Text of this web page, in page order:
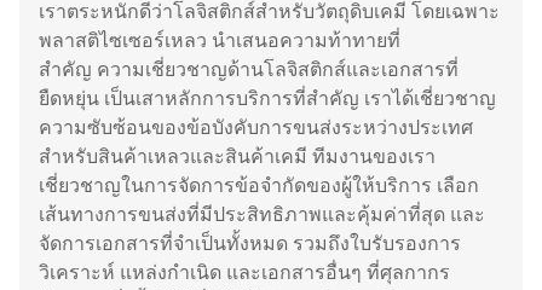
เราตระหนักดีว่าโลจิสติกส์สำหรับวัตถุดิบเคมี โดยเฉพาะ
พลาสติไซเซอร์เหลว นำเสนอความท้าทายที่
สำคัญ ความเชี่ยวชาญด้านโลจิสติกส์และเอกสารที่
ยืดหยุ่น เป็นเสาหลักการบริการที่สำคัญ เราได้เชี่ยวชาญ
ความซับซ้อนของข้อบังคับการขนส่งระหว่างประเทศ
สำหรับสินค้าเหลวและสินค้าเคมี ทีมงานของเรา
เชี่ยวชาญในการจัดการข้อจำกัดของผู้ให้บริการ เลือก
เส้นทางการขนส่งที่มีประสิทธิภาพและคุ้มค่าที่สุด และ
จัดการเอกสารที่จำเป็นทั้งหมด รวมถึงใบรับรองการ
วิเคราะห์ แหล่งกำเนิด และเอกสารอื่นๆ ที่ศุลกากร